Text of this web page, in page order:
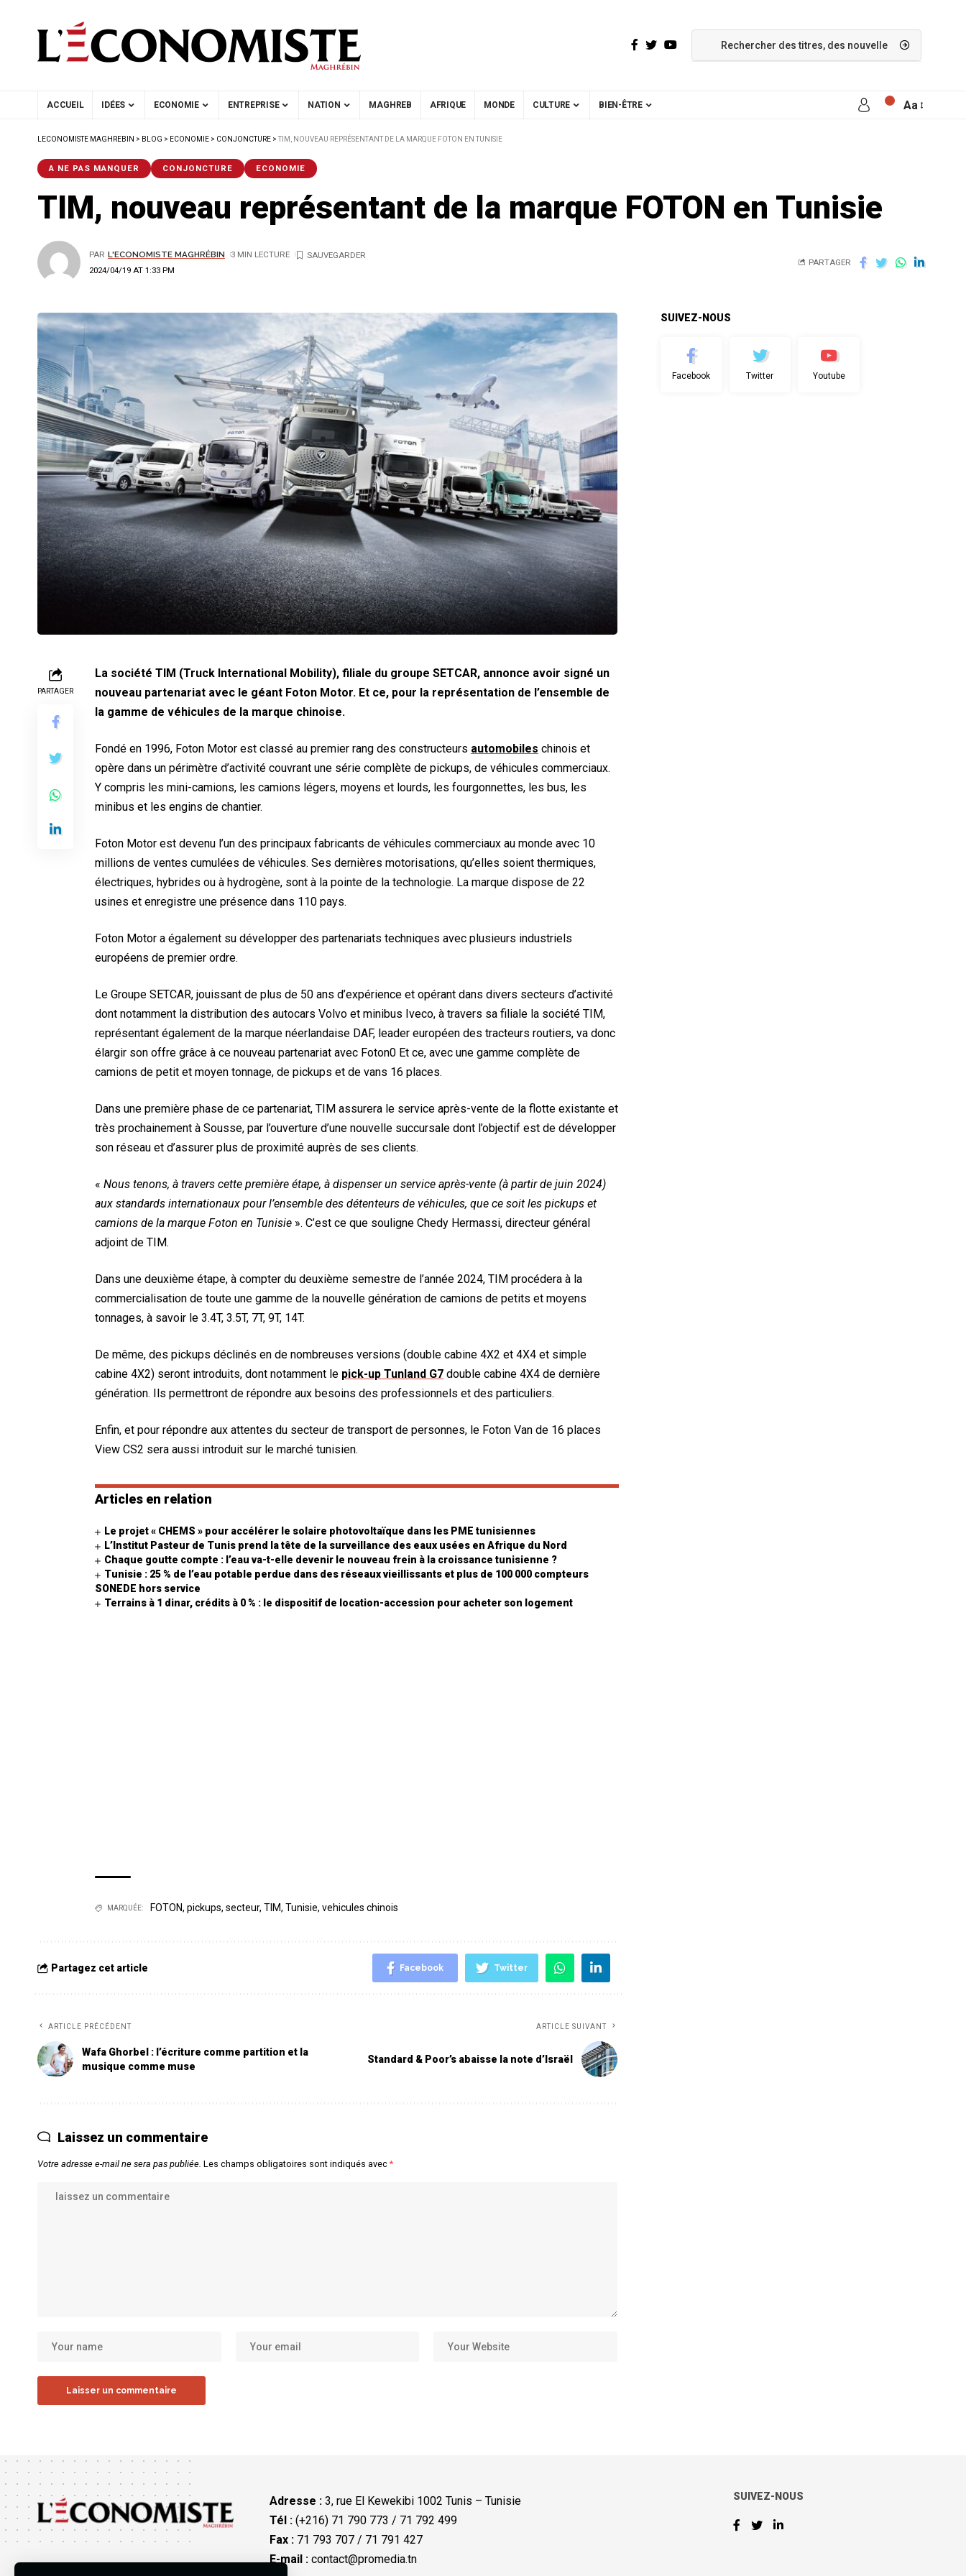
ACCUEIL IDÉES ECONOMIE ENTREPRISE NATION MAGHREB AFRIQUE MONDE CULTURE BIEN-ÊTRE Aa
LECONOMISTE MAGHREBIN > BLOG > ECONOMIE > CONJONCTURE >TIM, NOUVEAU REPRÉSENTANT DE LA MARQUE FOTON EN TUNISIE
A NE PAS MANQUER CONJONCTURE ECONOMIE
TIM, nouveau représentant de la marque FOTON en Tunisie
2024/04/19 AT 1:33 PM
PAR L'ECONOMISTE MAGHRÉBIN 3 MIN LECTURE
PARTAGER
PARTAGER
La société TIM (Truck International Mobility), filiale du groupe SETCAR, annonce avoir signé un
nouveau partenariat avec le géant Foton Motor. Et ce, pour la représentation de l’ensemble de
la gamme de véhicules de la marque chinoise.
Fondé en 1996, Foton Motor est classé au premier rang des constructeurs automobiles chinois et
opère dans un périmètre d’activité couvrant une série complète de pickups, de véhicules commerciaux.
Y compris les mini-camions, les camions légers, moyens et lourds, les fourgonnettes, les bus, les
minibus et les engins de chantier.
Foton Motor est devenu l’un des principaux fabricants de véhicules commerciaux au monde avec 10
millions de ventes cumulées de véhicules. Ses dernières motorisations, qu’elles soient thermiques,
électriques, hybrides ou à hydrogène, sont à la pointe de la technologie. La marque dispose de 22
usines et enregistre une présence dans 110 pays.
Foton Motor a également su développer des partenariats techniques avec plusieurs industriels
européens de premier ordre.
Le Groupe SETCAR, jouissant de plus de 50 ans d’expérience et opérant dans divers secteurs d’activité
dont notamment la distribution des autocars Volvo et minibus Iveco, à travers sa filiale la société TIM,
représentant également de la marque néerlandaise DAF, leader européen des tracteurs routiers, va donc
élargir son offre grâce à ce nouveau partenariat avec Foton0 Et ce, avec une gamme complète de
camions de petit et moyen tonnage, de pickups et de vans 16 places.
Dans une première phase de ce partenariat, TIM assurera le service après-vente de la flotte existante et
très prochainement à Sousse, par l’ouverture d’une nouvelle succursale dont l’objectif est de développer
son réseau et d’assurer plus de proximité auprès de ses clients.
« Nous tenons, à travers cette première étape, à dispenser un service après-vente (à partir de juin 2024)
aux standards internationaux pour l’ensemble des détenteurs de véhicules, que ce soit les pickups et
camions de la marque Foton en Tunisie ». C’est ce que souligne Chedy Hermassi, directeur général
adjoint de TIM.
Dans une deuxième étape, à compter du deuxième semestre de l’année 2024, TIM procédera à la
commercialisation de toute une gamme de la nouvelle génération de camions de petits et moyens
tonnages, à savoir le 3.4T, 3.5T, 7T, 9T, 14T.
De même, des pickups déclinés en de nombreuses versions (double cabine 4X2 et 4X4 et simple
cabine 4X2) seront introduits, dont notamment le pick-up Tunland G7 double cabine 4X4 de dernière
génération. Ils permettront de répondre aux besoins des professionnels et des particuliers.
Enfin, et pour répondre aux attentes du secteur de transport de personnes, le Foton Van de 16 places
View CS2 sera aussi introduit sur le marché tunisien.
Articles en relation
Le projet « CHEMS » pour accélérer le solaire photovoltaïque dans les PME tunisiennes
L’Institut Pasteur de Tunis prend la tête de la surveillance des eaux usées en Afrique du Nord
Chaque goutte compte : l’eau va-t-elle devenir le nouveau frein à la croissance tunisienne ?
Tunisie : 25 % de l’eau potable perdue dans des réseaux vieillissants et plus de 100 000 compteurs
SONEDE hors service
Terrains à 1 dinar, crédits à 0 % : le dispositif de location-accession pour acheter son logement
MARQUÉE: FOTON, pickups, secteur, TIM, Tunisie, vehicules chinois
Partagez cet article Facebook Twitter
ARTICLE PRÉCÉDENT
Wafa Ghorbel : l’écriture comme partition et la
musique comme muse
ARTICLE SUIVANT
Standard & Poor’s abaisse la note d’Israël
Laissez un commentaire
Votre adresse e-mail ne sera pas publiée. Les champs obligatoires sont indiqués avec*
SUIVEZ-NOUS
Facebook Twitter Youtube
Adresse : 3, rue El Kewekibi 1002 Tunis – Tunisie
Tél :(+216) 71 790 773 / 71 792 499
Fax :71 793 707 / 71 791 427
E-mail : contact@promedia.tn
SUIVEZ-NOUS